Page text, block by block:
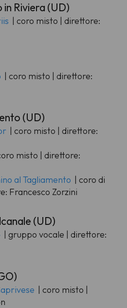
in Riviera (UD)
| coro misto | direttore:
| coro misto | direttore:
(UD)
| coro misto | direttore:
misto | direttore:
al Tagliamento | coro di
Francesco Zorzini
(UD)
| gruppo vocale | direttore:
| coro misto |